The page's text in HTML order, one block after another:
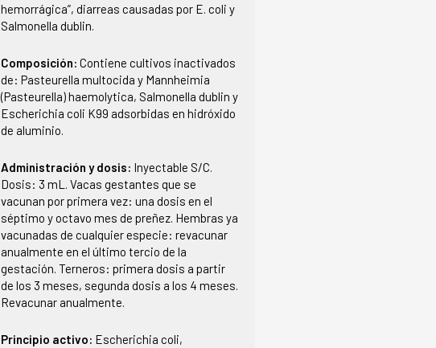
hemorrágica”, diarreas causadas por E. coli y
Salmonella dublin.
Composición:Contiene cultivos inactivados
de: Pasteurella multocida y Mannheimia
(Pasteurella) haemolytica, Salmonella dublin y
Escherichia coli K99 adsorbidas en hidróxido
de aluminio.
Administración y dosis: Inyectable S/C.
Dosis: 3 mL. Vacas gestantes que se
vacunan por primera vez: una dosis en el
séptimo y octavo mes de preñez. Hembras ya
vacunadas de cualquier especie: revacunar
anualmente en el último tercio de la
gestación. Terneros: primera dosis a partir
de los 3 meses, segunda dosis a los 4 meses.
Revacunar anualmente.
Principio activo: Escherichia coli,